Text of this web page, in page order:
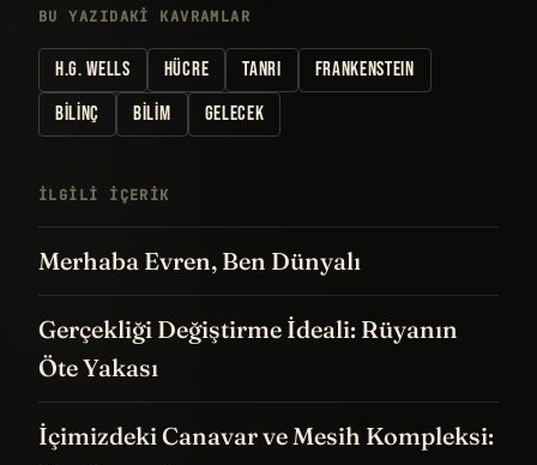
BU YAZIDAKI KAVRAMLAR
H.G. WELLS HÜCRE TANRI
FRANKENSTEIN
BILINÇ
BILIM GELECEK
İLGILI IÇERIK
Merhaba Evren, Ben Dünyalı
Gerçekliği Değiştirme İdeali: Rüyanın
Öte Yakası
İçimizdeki Canavar ve Mesih Kompleksi: